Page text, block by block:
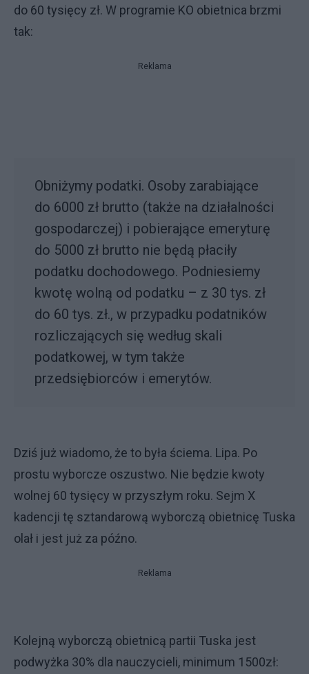
do 60 tysięcy zł. W programie KO obietnica brzmi
tak:
Reklama
Obniżymy podatki. Osoby zarabiające
do 6000 zł brutto (także na działalności
gospodarczej) i pobierające emeryturę
do 5000 zł brutto nie będą płaciły
podatku dochodowego. Podniesiemy
kwotę wolną od podatku – z 30 tys. zł
do 60 tys. zł., w przypadku podatników
rozliczających się według skali
podatkowej, w tym także
przedsiębiorców i emerytów.
Dziś już wiadomo, że to była ściema. Lipa. Po
prostu wyborcze oszustwo. Nie będzie kwoty
wolnej 60 tysięcy w przyszłym roku. Sejm X
kadencji tę sztandarową wyborczą obietnicę Tuska
olał i jest już za późno.
Reklama
Kolejną wyborczą obietnicą partii Tuska jest
podwyżka 30% dla nauczycieli, minimum 1500zł: